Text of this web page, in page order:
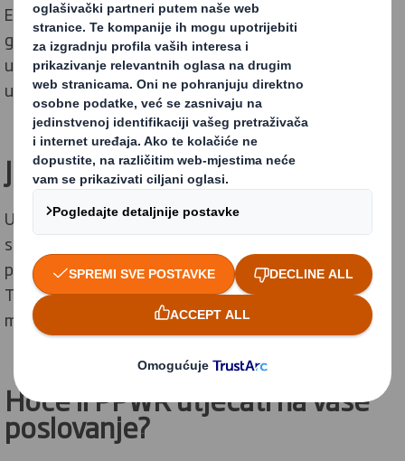
Europska komisija predložila je reviziju PPWD-a 2022.
godine, nakon što je utvrdila da ona ne sprječava
učinkovito rast ambalažnog otpada i smanjenje
utjecaja ambalaže na okoliš.
Je li PPWR već na snazi?
Uredba o ambalaži i ambalažnom otpadu (PPWR)
stupila je na snagu 11. veljače 2025., ali njezine mjere
počet će se primjenjivati tek od 12. kolovoza 2026.
Tvrtke će morati uskladiti svoje poslovanje s različitim
mjerama u različitim rokovima.
Hoće li PPWR utjecati na vaše
poslovanje?